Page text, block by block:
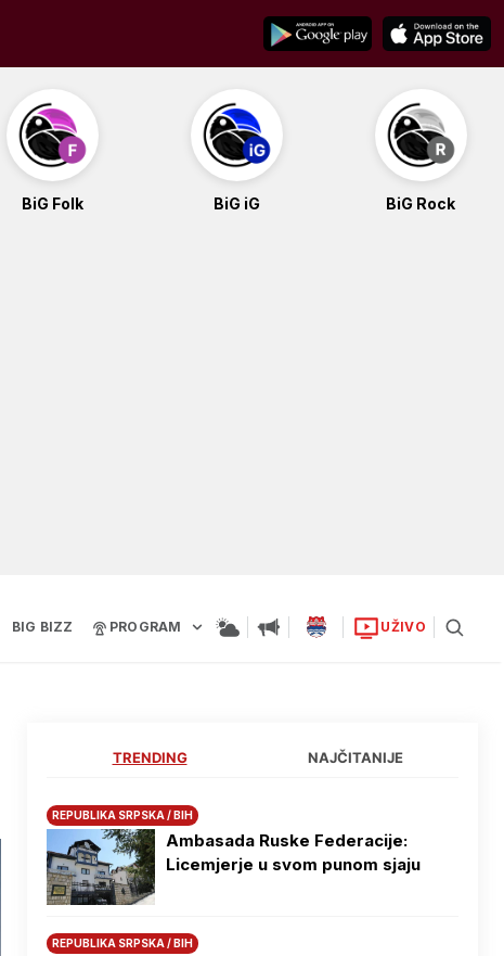
BiG Folk BiG iG BiG Rock
BIG BIZZ PROGRAM UŽIVO
TRENDING NAJČITANIJE
REPUBLIKA SRPSKA / BIH
Ambasada Ruske Federacije:
Licemjerje u svom punom sjaju
REPUBLIKA SRPSKA / BIH